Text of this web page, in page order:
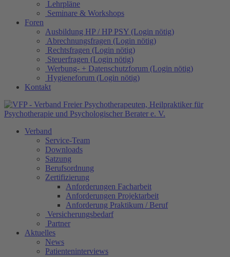
Lehrpläne
Seminare & Workshops
Foren
Ausbildung HP / HP PSY (Login nötig)
Abrechnungsfragen (Login nötig)
Rechtsfragen (Login nötig)
Steuerfragen (Login nötig)
Werbung- + Datenschutzforum (Login nötig)
Hygieneforum (Login nötig)
Kontakt
Verband
Service-Team
Downloads
Satzung
Berufsordnung
Zertifizierung
Anforderungen Facharbeit
Anforderungen Projektarbeit
Anforderung Praktikum / Beruf
Versicherungsbedarf
Partner
Aktuelles
News
Patienteninterviews